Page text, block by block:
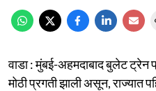
वाडा : मुंबई-अहमदाबाद बुलेट ट्रेन
मोठी प्रगती झाली असून, राज्यात